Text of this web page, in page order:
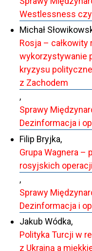
Westlessness
Michał
Rosja –
wykorzystywanie
kryzysu
z Zachodem
,
Sprawy
Dezinformacja i
Filip Bryjka,
Grupa Wagnera –
rosyjskich
,
Sprawy
Dezinformacja i
Jakub Wódka,
Polityka Turcji w
z Ukrainą a